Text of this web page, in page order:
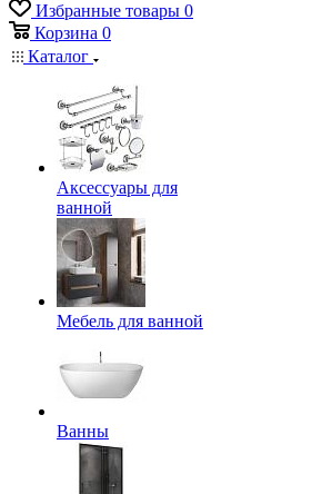
Избранные товары 0
Корзина 0
Каталог
Аксессуары для
ванной
Мебель для ванной
Ванны